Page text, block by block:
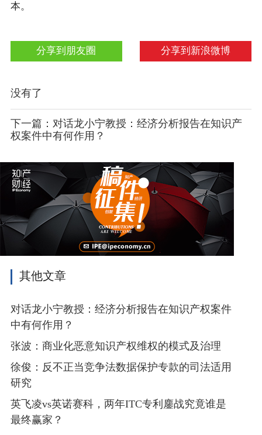
本。
分享到新浪微博
分享到朋友圈
没有了
下一篇：对话龙小宁教授：经济分析报告在知识产
权案件中有何作用？
其他文章
对话龙小宁教授：经济分析报告在知识产权案件
中有何作用？
张波：商业化恶意知识产权维权的模式及治理
徐俊：反不正当竞争法数据保护专款的司法适用
研究
英飞凌vs英诺赛科，两年ITC专利鏖战究竟谁是
最终赢家？